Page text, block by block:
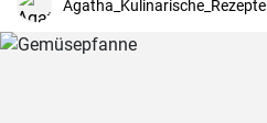
Agatha_Kulinarische_Rezepte